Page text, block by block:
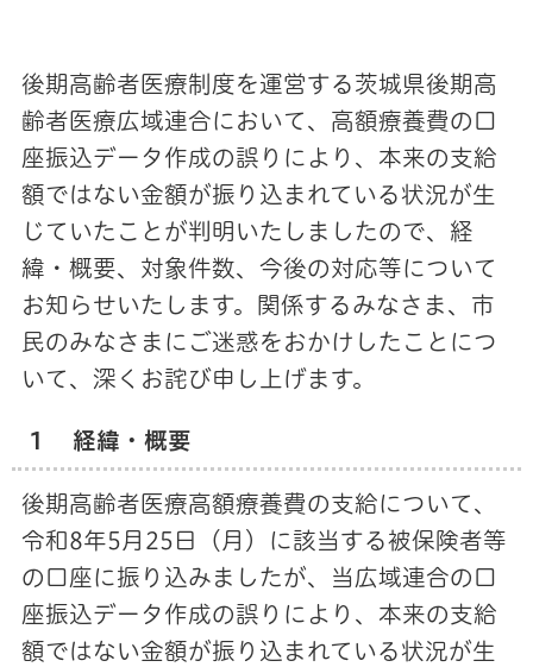
後期高齢者医療制度を運営する茨城県後期高
齢者医療広域連合において、高額療養費の口
座振込データ作成の誤りにより、本来の支給
額ではない金額が振り込まれている状況が生
じていたことが判明いたしましたので、経
緯・概要、対象件数、今後の対応等について
お知らせいたします。関係するみなさま、市
民のみなさまにご迷惑をおかけしたことにつ
いて、深くお詫び申し上げます。
１ 経緯・概要
後期高齢者医療高額療養費の支給について、
令和8年5月25日（月）に該当する被保険者等
の口座に振り込みましたが、当広域連合の口
座振込データ作成の誤りにより、本来の支給
額ではない金額が振り込まれている状況が生